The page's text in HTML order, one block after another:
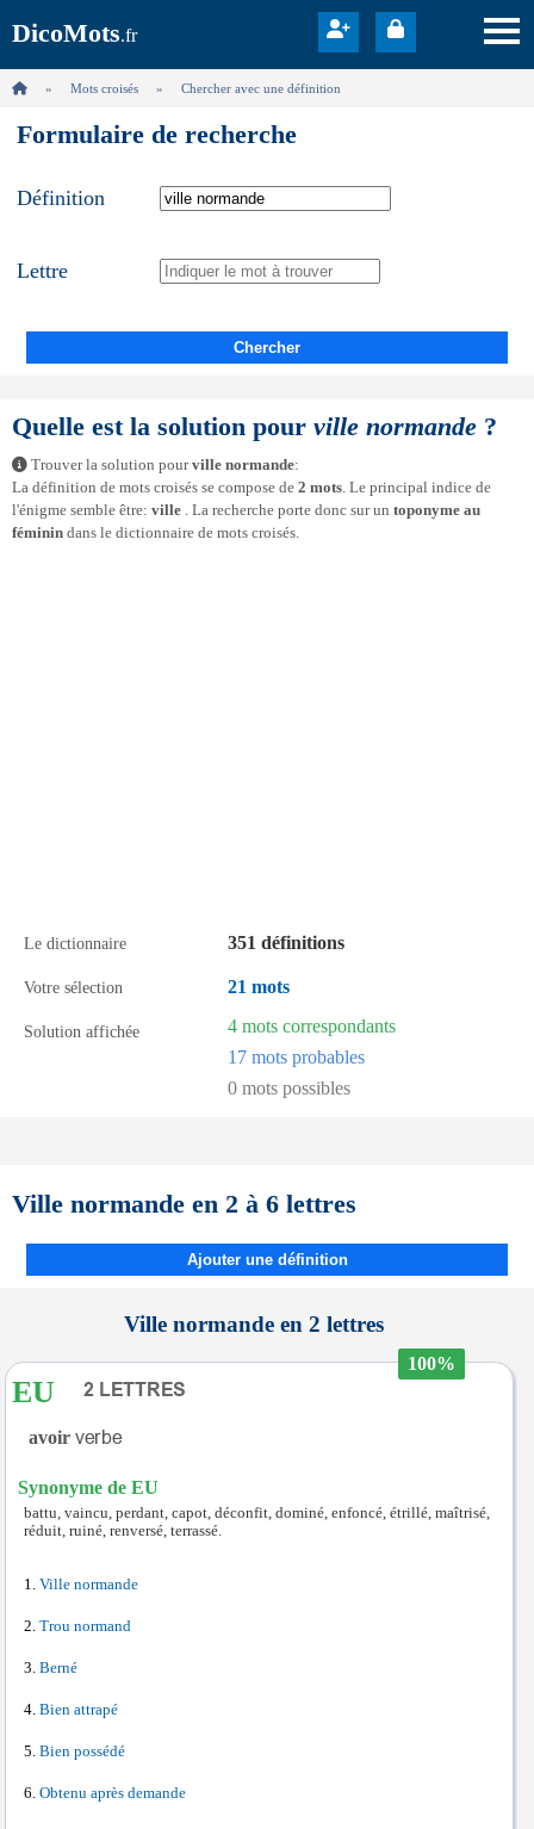
DicoMots.fr
Mots croisés Chercher avec une définition
Formulaire de recherche
Définition
Lettre
Chercher
Quelle est la solution pour ville normande ?
Trouver la solution pourville normande:
La définition de mots croisés se compose de 2 mots. Le principal indice de
l'énigme semble être: ville . La recherche porte donc sur un toponyme au
féminin dans le dictionnaire de mots croisés.
Le dictionnaire 351 définitions
Votre sélection 21 mots
Solution affichée
4 mots correspondants
17 mots probables
0 mots possibles
Ville normande en 2 à 6 lettres
Ajouter une définition
Ville normande en 2 lettres
100%
EU
avoir
Synonyme de EU
battu, vaincu, perdant, capot, déconfit, dominé, enfoncé, étrillé, maîtrisé,
réduit, ruiné, renversé, terrassé.
Ville normande
Trou normand
Berné
Bien attrapé
Bien possédé
Obtenu après demande